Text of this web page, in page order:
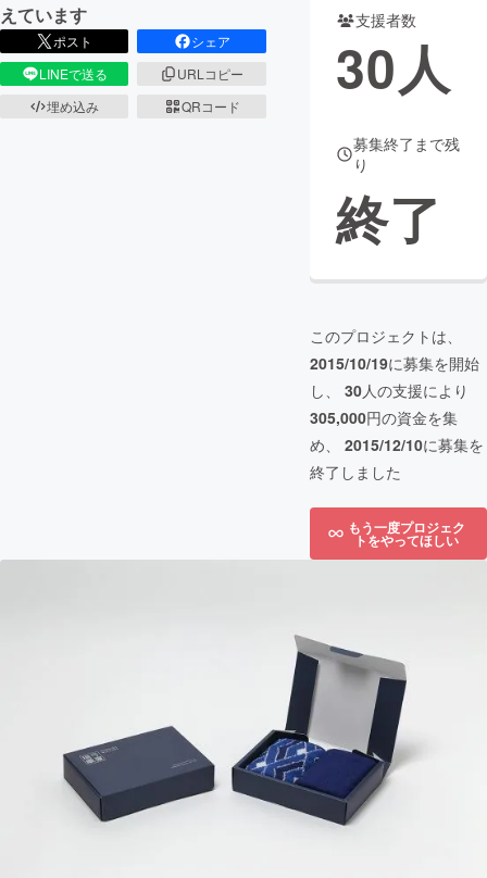
えています
ポスト
シェア
LINEで送る
URLコピー
埋め込み
QRコード
支援者数
30人
募集終了まで残
り
終了
このプロジェクトは、
2015/10/19に募集を開始
し、 30人の支援により
305,000円の資金を集
め、 2015/12/10に募集を
終了しました
もう一度プロジェク
トをやってほしい